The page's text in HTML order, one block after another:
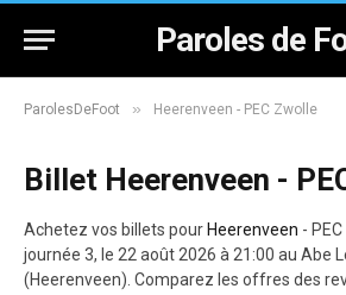
Paroles de
ParolesDeFoot » Heerenveen - PEC Zwolle
Billet Heerenveen -
Achetez vos billets pour Heerenveen -
journée 3, le 22 août 2026 à 21:00 au Abe
(Heerenveen). Comparez les offres des